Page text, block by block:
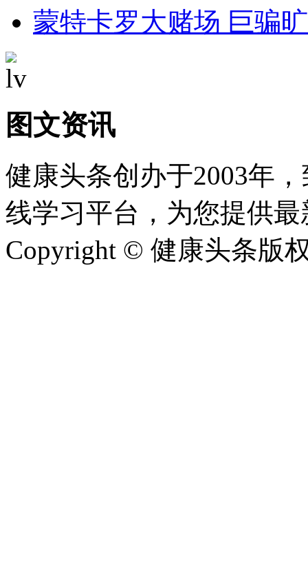
蒙特卡罗大赌场 巨骗
图文资讯
健康头条创办于2003年
线学习平台，为您提供
Copyright © 健康头条版